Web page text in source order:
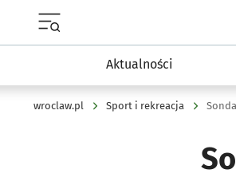
Aktualności
wroclaw.pl Sport i rekreacja